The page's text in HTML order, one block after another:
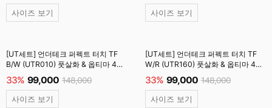
사이즈 보기 사이즈 보기
[UT세트] 언더테크 퍼펙트 터치 TF
B/W (UTR010) 풋살화 & 옵티마 4D
엘리트 인솔 (UTOS001) #
33% 99,000 148,000
사이즈 보기
[UT세트] 언더테크 퍼펙트 터치 TF
W/R (UTR160) 풋살화 & 옵티마 4D
엘리트 인솔 (UTOS001) #
33% 99,000 148,000
사이즈 보기